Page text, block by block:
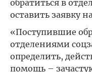
обратиться в
оставить заявку
«Поступившие
отделениями
определить,
помощь –